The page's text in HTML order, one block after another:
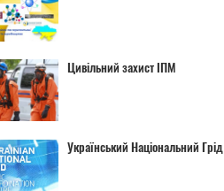
Цивільний захист ІПМ
Український Національний Грід